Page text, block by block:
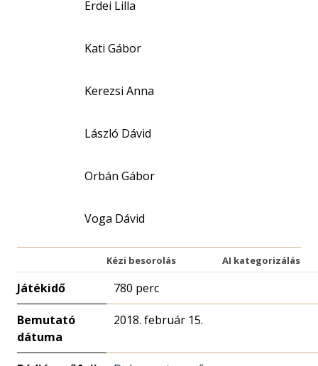
Erdei Lilla
Kati Gábor
Kerezsi Anna
László Dávid
Orbán Gábor
Voga Dávid
Kézi besorolás AI kategorizálás
Játékidő 780 perc
Bemutató
dátuma
2018. február 15.